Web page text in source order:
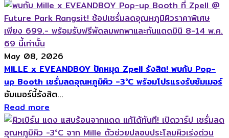
May 08, 2026
MILLE x EVEANDBOY ปักหมุด Zpell รังสิต! พบกับ Pop-
up Booth เซรั่มลดอุณหภูมิผิว -3°C พร้อมโปรแรงรับซัมเมอร์
ซัมเมอร์นี้รังสิต...
Read more